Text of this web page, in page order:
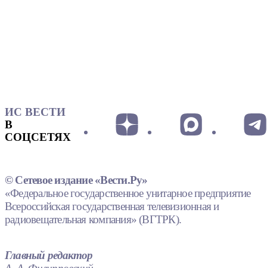
ИС ВЕСТИ
В
СОЦСЕТЯХ
© Сетевое издание «Вести.Ру»
«Федеральное государственное унитарное предприятие
Всероссийская государственная телевизионная и
радиовещательная компания» (ВГТРК).
Главный редактор